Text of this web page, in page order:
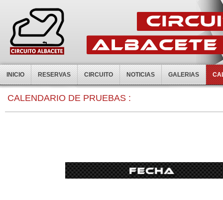
INICIO RESERVAS CIRCUITO NOTICIAS GALERIAS
CALENDARIO DE PRUEBAS :
0:00